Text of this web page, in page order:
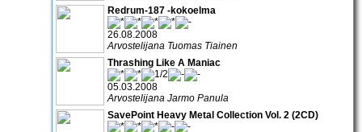
Redrum-187 -kokoelma
26.08.2008
Arvostelijana Tuomas Tiainen
Thrashing Like A Maniac
05.03.2008
Arvostelijana Jarmo Panula
SavePoint Heavy Metal Collection Vol. 2 (2CD)